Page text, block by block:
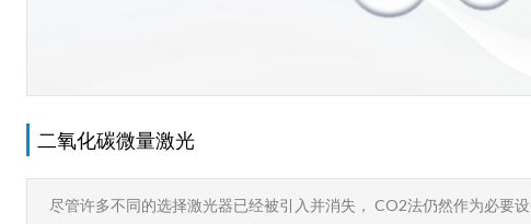
二氧化碳微量激光
尽管许多不同的选择激光器已经被引入并消失， CO2法仍然作为必要